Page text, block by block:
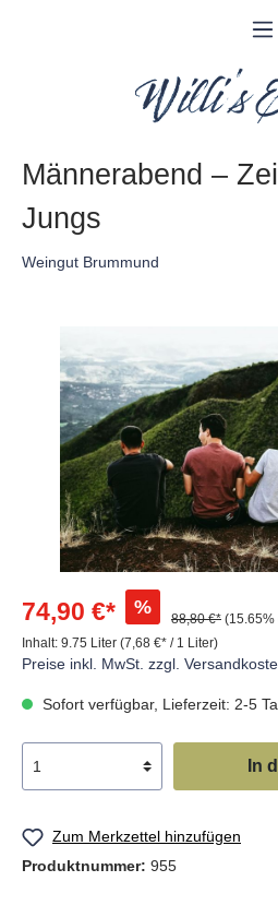
Männerabend –
Jungs
Weingut Brummund
74,90 €* %
88,80 €* (15.65%
Inhalt: 9.75 Liter (7,68 €* / 1 Liter)
Preise inkl. MwSt. zzgl.
Sofort verfügbar, Lieferzeit: 2-5
In
Zum Merkzettel hinzufügen
Produktnummer: 955